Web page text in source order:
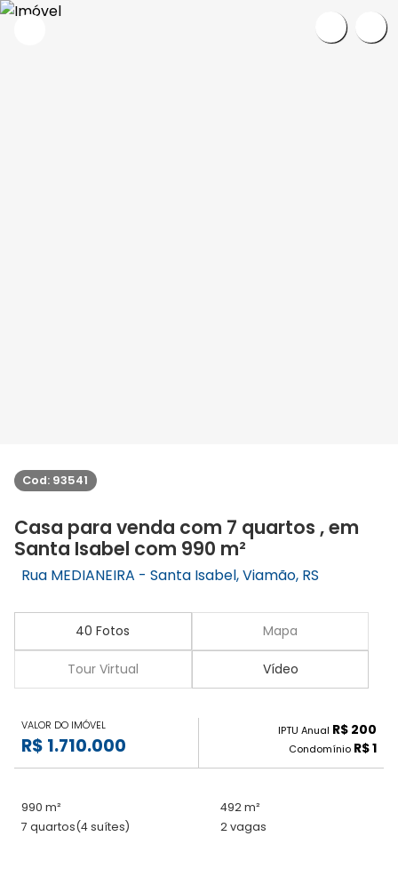
Cod: 93541
Casa para venda com 7 quartos , em
Santa Isabel com 990 m²
Rua MEDIANEIRA - Santa Isabel, Viamão, RS
40 Fotos Mapa
Tour Virtual Vídeo
VALOR DO IMÓVEL
R$ 1.710.000
IPTU Anual R$ 200
Condomínio R$ 1
990 m²
492 m²
7 quartos(4 suítes) 2 vagas